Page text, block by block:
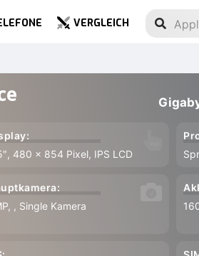
VERGLEICH
480 x 854 Pixel, IPS LCD
, Single Kamera